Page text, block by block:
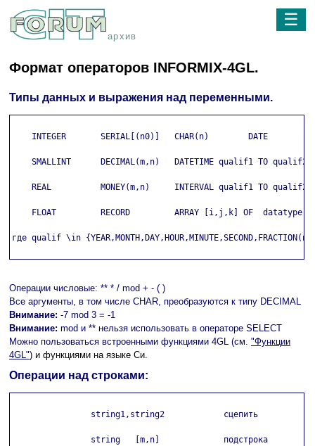
архив
☰
Формат операторов INFORMIX-4GL.
Типы данных и выражения над переменными.
    INTEGER       SERIAL[(n0)]   CHAR(n)        DATE
    SMALLINT      DECIMAL(m,n)   DATETIME qualif1 TO qualif2
    REAL          MONEY(m,n)     INTERVAL qualif1 TO qualif2
    FLOAT         RECORD         ARRAY [i,j,k] OF  datatype
где qualif \in
Операции числовые: ** * / mod + - ( )
Все аргументы, в том числе CHAR, преобразуются к типу DECIMAL
Внимание: -7 mod 3 = -1
Внимание: mod и ** нельзя использовать в операторе SELECT
Можно пользоваться встроенными функциями 4GL (см. "Функции
4GL") и функциями на языке Си.
Операции над строками:
                string1,string2            сцепить
                string   [m,n]             подстрока